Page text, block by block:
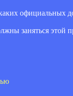
официальных
заняться этой